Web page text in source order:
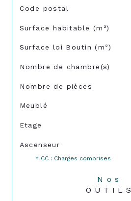
TRAD_SIROCCO_Caracteristique
Code postal
Surface habitable (m²)
Surface loi Boutin (m²)
Nombre de chambre(s)
Nombre de pièces
Meublé
Etage
Ascenseur
* CC : Charges comprises
Nos
OUTILS